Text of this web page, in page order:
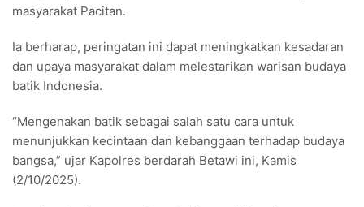
masyarakat Pacitan.
Ia berharap, peringatan ini dapat meningkatkan kesadaran
dan upaya masyarakat dalam melestarikan warisan budaya
batik Indonesia.
“Mengenakan batik sebagai salah satu cara untuk
menunjukkan kecintaan dan kebanggaan terhadap budaya
bangsa,” ujar Kapolres berdarah Betawi ini, Kamis
(2/10/2025).